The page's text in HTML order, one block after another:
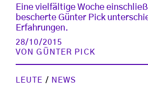
Eine vielfältige Woche
bescherte Günter Pick
Erfahrungen.
28/10/2015
VONGÜNTER PICK
LEUTE / NEWS